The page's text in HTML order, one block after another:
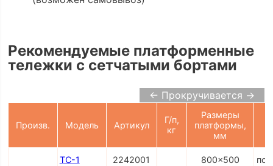
Рекомендуемые платформенные
тележки с сетчатыми бортами
← Прокручивается →
Произв. Модель Артикул
Г/п,
кг
Размеры
платформы,
мм
ТС-1 2242001 800x500 по